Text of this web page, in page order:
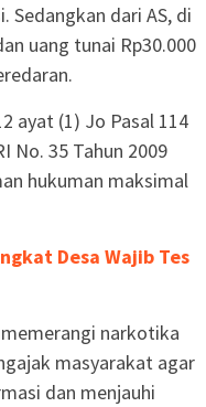
Sedangkan dari AS, di
uang tunai Rp30.000
ayat (1) Jo Pasal 114
No. 35 Tahun 2009
hukuman maksimal
Desa Wajib Tes
narkotika
masyarakat agar
dan menjauhi